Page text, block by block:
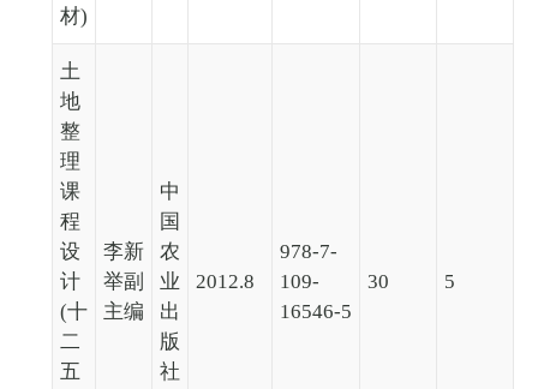
材)
土
地
整
理
课
程
设
计
(十
二
五
李新
举副
主编
中
国
农
业
出
版
社
2012.8
978-7-
109-
16546-5
30 5